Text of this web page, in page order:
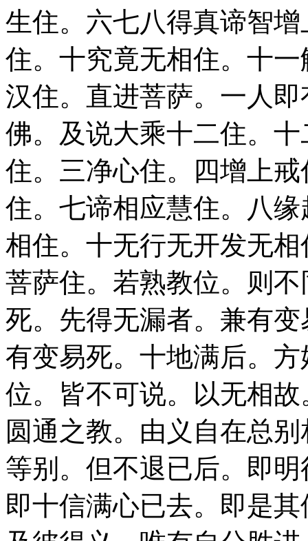
生住。六七八得真谛智
住。十究竟无相住。十
汉住。直进菩萨。一人
佛。及说大乘十二住。
住。三净心住。四增上
住。七谛相应慧住。八
相住。十无行无开发无
菩萨住。若熟教位。则
死。先得无漏者。兼有
有变易死。十地满后。
位。皆不可说。以无相
圆通之教。由义自在总
等别。但不退已后。即
即十信满心已去。即是